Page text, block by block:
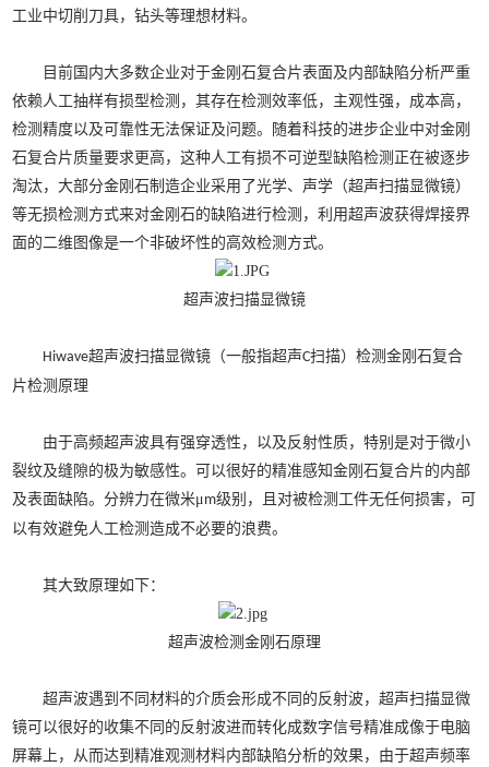
工业中切削刀具，钻头等理想材料。
目前国内大多数企业对于金刚石复合片表面及内部缺陷分析严重
依赖人工抽样有损型检测，其存在检测效率低，主观性强，成本高，
检测精度以及可靠性无法保证及问题。随着科技的进步企业中对金刚
石复合片质量要求更高，这种人工有损不可逆型缺陷检测正在被逐步
淘汰，大部分金刚石制造企业采用了光学、声学（超声扫描显微镜）
等无损检测方式来对金刚石的缺陷进行检测，利用超声波获得焊接界
面的二维图像是一个非破坏性的高效检测方式。
超声波扫描显微镜
Hiwave超声波扫描显微镜（一般指超声C扫描）检测金刚石复合
片检测原理
由于高频超声波具有强穿透性，以及反射性质，特别是对于微小
裂纹及缝隙的极为敏感性。可以很好的精准感知金刚石复合片的内部
及表面缺陷。分辨力在微米μm级别，且对被检测工件无任何损害，可
以有效避免人工检测造成不必要的浪费。
其大致原理如下：
超声波检测金刚石原理
超声波遇到不同材料的介质会形成不同的反射波，超声扫描显微
镜可以很好的收集不同的反射波进而转化成数字信号精准成像于电脑
屏幕上，从而达到精准观测材料内部缺陷分析的效果，由于超声频率